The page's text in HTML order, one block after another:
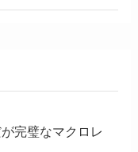
完璧なマクロレ